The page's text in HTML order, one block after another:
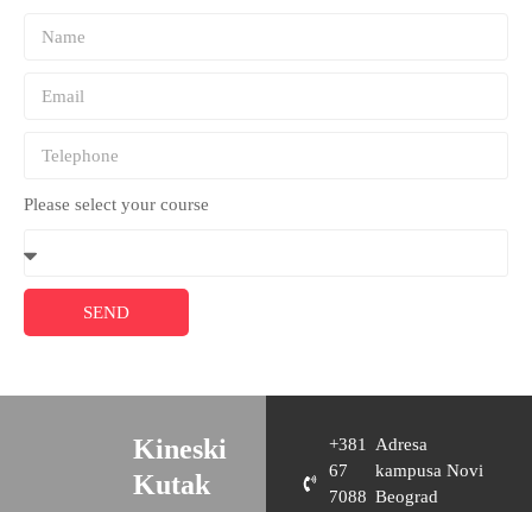
Please select your course
SEND
Kineski
Kutak
+381
67
7088
Adresa
kampusa Novi
Beograd